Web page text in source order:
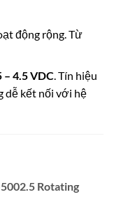
động rộng. Từ
– 4.5 VDC. Tín hiệu
dễ kết nối với hệ
Rotating